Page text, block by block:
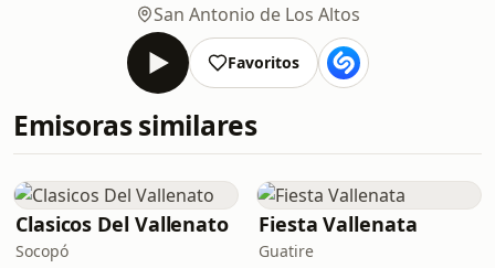
San Antonio de Los Altos
Favoritos
Emisoras similares
Clasicos Del Vallenato
Socopó
Fiesta Vallenata
Guatire